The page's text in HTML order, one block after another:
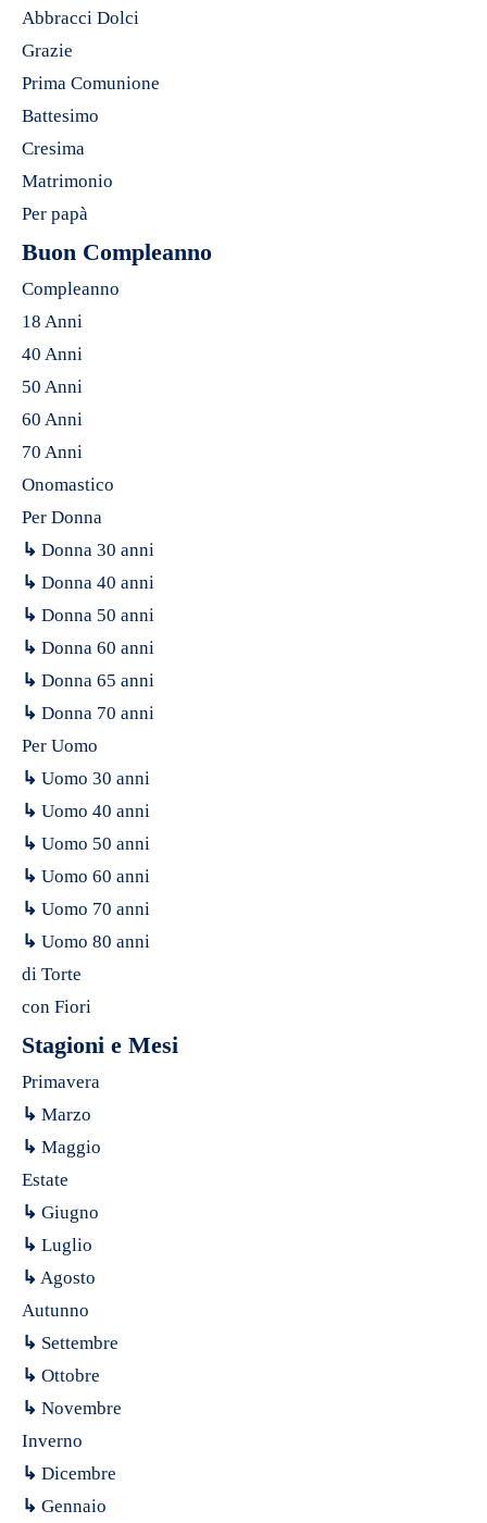
Abbracci Dolci
Grazie
Prima Comunione
Battesimo
Cresima
Matrimonio
Per papà
Buon Compleanno
Compleanno
18 Anni
40 Anni
50 Anni
60 Anni
70 Anni
Onomastico
Per Donna
↳ Donna 30 anni
↳ Donna 40 anni
↳ Donna 50 anni
↳ Donna 60 anni
↳ Donna 65 anni
↳ Donna 70 anni
Per Uomo
↳ Uomo 30 anni
↳ Uomo 40 anni
↳ Uomo 50 anni
↳ Uomo 60 anni
↳ Uomo 70 anni
↳ Uomo 80 anni
di Torte
con Fiori
Stagioni e Mesi
Primavera
↳ Marzo
↳ Maggio
Estate
↳ Giugno
↳ Luglio
↳ Agosto
Autunno
↳ Settembre
↳ Ottobre
↳ Novembre
Inverno
↳ Dicembre
↳ Gennaio